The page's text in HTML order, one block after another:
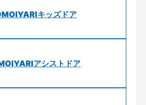
キッズドア
アシストドア